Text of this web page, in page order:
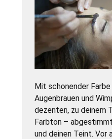
Mit schonender
Augenbrauen und
dezenten, zu deinem
Farbton –
und deinen Teint. Vor